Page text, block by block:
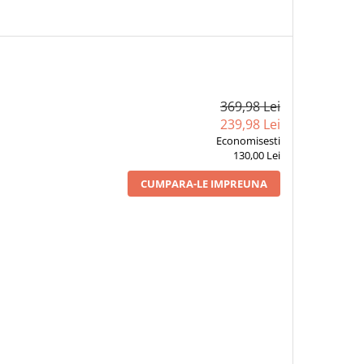
369,98 Lei
239,98 Lei
Economisesti
130,00 Lei
CUMPARA-LE IMPREUNA